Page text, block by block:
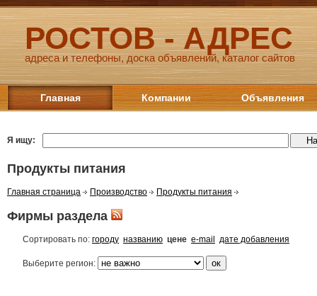
РОСТОВ - АДРЕС
адреса и телефоны, доска объявлений, каталог сайтов
Главная Компании Объявления
Я ищу:
Продукты питания
Главная страница Производство Продукты питания
Фирмы раздела
Сортировать по: городу названию цене e-mail дате добавления
Выберите регион: